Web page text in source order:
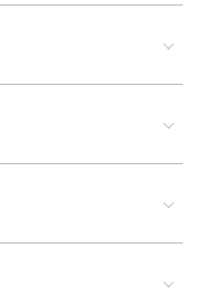
繊維にコーティングさせウ
。